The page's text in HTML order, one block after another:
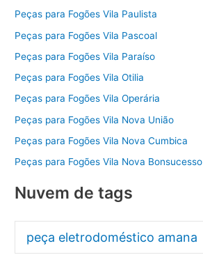
Peças para Fogões Vila Paulista
Peças para Fogões Vila Pascoal
Peças para Fogões Vila Paraíso
Peças para Fogões Vila Otilia
Peças para Fogões Vila Operária
Peças para Fogões Vila Nova União
Peças para Fogões Vila Nova Cumbica
Peças para Fogões Vila Nova Bonsucesso
Nuvem de tags
peça eletrodoméstico amana